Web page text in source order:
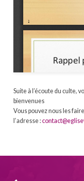
Suite à l’écoute du culte,
bienvenues
Vous pouvez nous les
l’adresse :